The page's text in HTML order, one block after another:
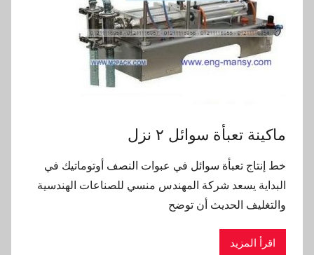
ماكينة تعبأة سوائل ٢ نزل
خط إنتاج تعبأة سوائل في عبوات النصف أوتوماتيك في
البداية يسعد شركة المهندس منسي للصناعات الهندسية
والتغليف الحديث أن توضح
اقرأ المزيد